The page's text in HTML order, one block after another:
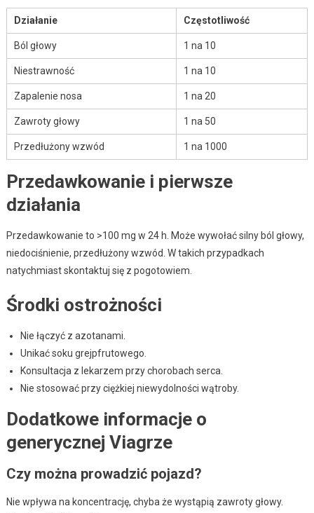
Działanie Częstotliwość
Ból głowy 1 na 10
Niestrawność 1 na 10
Zapalenie nosa 1 na 20
Zawroty głowy 1 na 50
Przedłużony wzwód 1 na 1000
Przedawkowanie i pierwsze
działania
Przedawkowanie to >100 mg w 24 h. Może wywołać silny ból głowy,
niedociśnienie, przedłużony wzwód. W takich przypadkach
natychmiast skontaktuj się z pogotowiem.
Środki ostrożności
Nie łączyć z azotanami.
Unikać soku grejpfrutowego.
Konsultacja z lekarzem przy chorobach serca.
Nie stosować przy ciężkiej niewydolności wątroby.
Dodatkowe informacje o
generycznej Viagrze
Czy można prowadzić pojazd?
Nie wpływa na koncentrację, chyba że wystąpią zawroty głowy.